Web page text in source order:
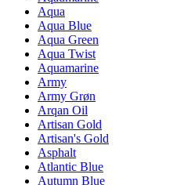
Aqua
Aqua Blue
Aqua Green
Aqua Twist
Aquamarine
Army
Army Grøn
Arqan Oil
Artisan Gold
Artisan's Gold
Asphalt
Atlantic Blue
Autumn Blue